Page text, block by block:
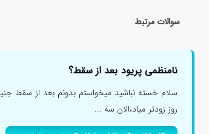
سوالات مرتبط
نامنظمی پریود بعد از سقط؟
روز زودتر میاد،الان سه ...